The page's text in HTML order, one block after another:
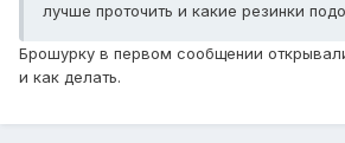
лучше проточить и какие резинки
Брошурку в первом сообщении
и как делать.